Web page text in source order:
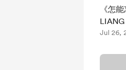
《怎
Jul 26,